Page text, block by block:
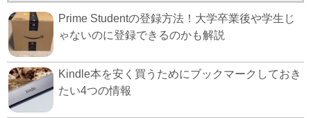
Prime Studentの登録方法！大学卒業後や学生じ
ゃないのに登録できるのかも解説
Kindle本を安く買うためにブックマークしておき
たい4つの情報